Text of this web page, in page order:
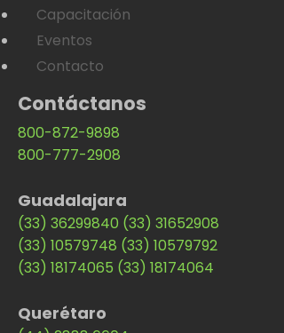
Capacitación
Eventos
Contacto
Contáctanos
800-872-9898
800-777-2908
Guadalajara
(33) 36299840 (33) 31652908
(33) 10579748 (33) 10579792
(33) 18174065 (33) 18174064
Querétaro